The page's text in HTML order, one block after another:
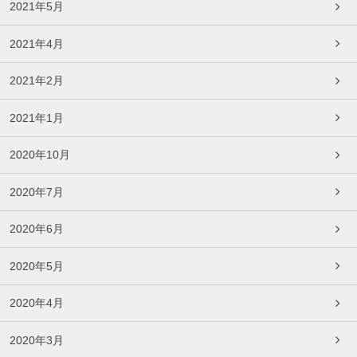
2021年5月
2021年4月
2021年2月
2021年1月
2020年10月
2020年7月
2020年6月
2020年5月
2020年4月
2020年3月